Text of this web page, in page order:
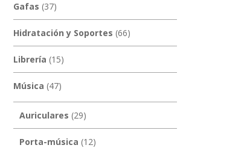
Gafas (37)
Hidratación y Soportes (66)
Librería (15)
Música (47)
Auriculares (29)
Porta-música (12)